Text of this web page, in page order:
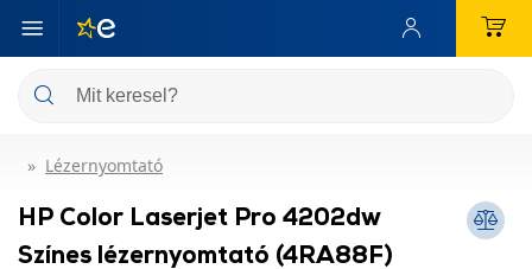
Lézernyomtató
HP Color Laserjet Pro 4202dw
Színes lézernyomtató (4RA88F)